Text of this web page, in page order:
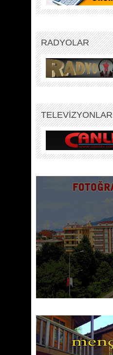
RADYOLAR
TELEVİZYONLAR